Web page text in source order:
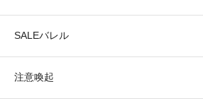
SALEバレル
注意喚起